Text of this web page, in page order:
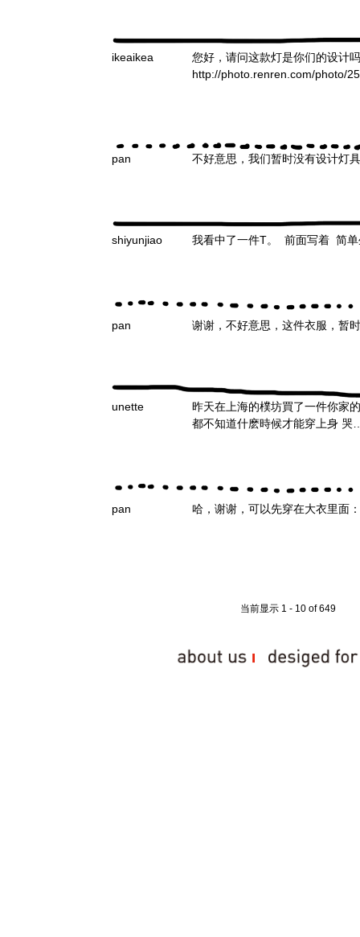
ikeaikea
您好，请问这款灯是你们的设计
http://photo.renren.com/photo/
pan 不好意思，我们暂时没有设计灯
shiyunjiao 我看中了一件T。 前面写着 简
pan 谢谢，不好意思，这件衣服，暂
unette
昨天在上海的樸坊買了一件你家
都不知道什麽時候才能穿上身
pan 哈，谢谢，可以先穿在大衣里面
当前显示 1 - 10 of 649